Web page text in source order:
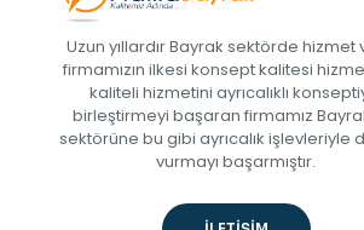
Uzun yıllardır Bayrak sektörde hizmet
firmamızın ilkesi konsept kalitesi
kaliteli hizmetini ayrıcalıklı
birleştirmeyi başaran firmamız
sektörüne bu gibi ayrıcalık işlevleriyle
vurmayı başarmıştır.